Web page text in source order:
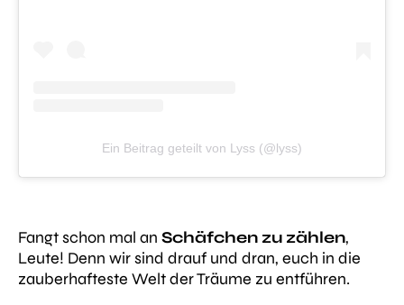
Ein Beitrag geteilt von Lyss (@lyss)
Fangt schon mal an Schäfchen zu zählen,
Leute! Denn wir sind drauf und dran, euch in die
zauberhafteste Welt der Träume zu entführen.